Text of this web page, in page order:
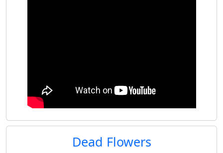
Dead Flowers